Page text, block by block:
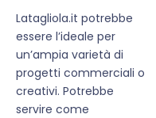
Latagliola.it potrebbe
essere l’ideale per
un’ampia varietà di
progetti commerciali o
creativi. Potrebbe
servire come